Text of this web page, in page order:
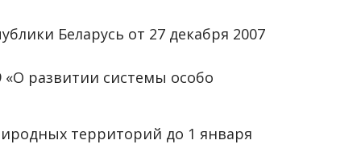
Беларусь от 27 декабря 2007
«О развитии системы особо
территорий до 1 января